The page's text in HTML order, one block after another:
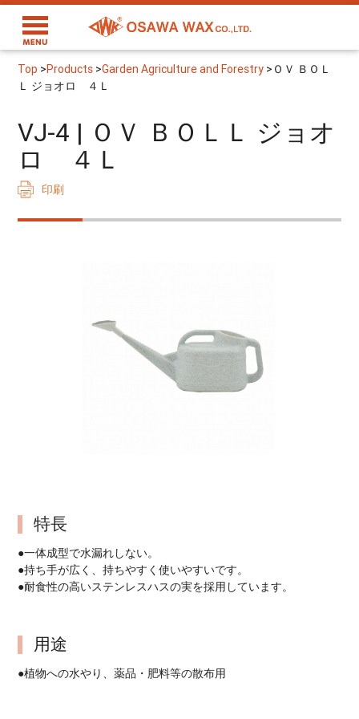
Top >Products >Garden Agriculture and Forestry > ＯＶ ＢＯＬ
Ｌ ジョオロ ４Ｌ
VJ-4 | ＯＶ ＢＯＬＬ ジョオ
ロ ４Ｌ
印刷
特長
●一体成型で水漏れしない。
●持ち手が広く、持ちやすく使いやすいです。
●耐食性の高いステンレスハスの実を採用しています。
用途
●植物への水やり、薬品・肥料等の散布用